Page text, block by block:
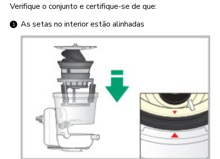
Verifique o conjunto e certifique-se de que:
As setas no interior estão alinhadas